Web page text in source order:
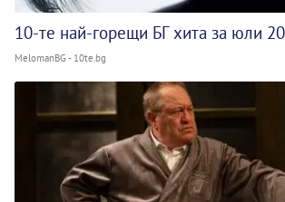
10-те най-горещи БГ хита за юли
MelomanBG - 10te.bg